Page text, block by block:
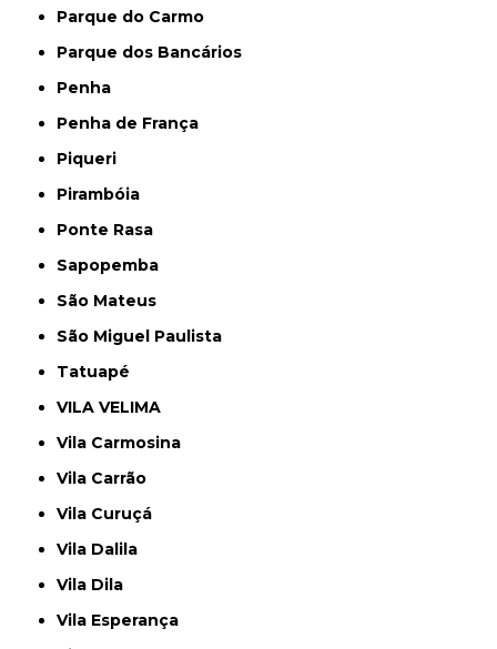
Parque do Carmo
Parque dos Bancários
Penha
Penha de França
Piqueri
Pirambóia
Ponte Rasa
Sapopemba
São Mateus
São Miguel Paulista
Tatuapé
VILA VELIMA
Vila Carmosina
Vila Carrão
Vila Curuçá
Vila Dalila
Vila Dila
Vila Esperança